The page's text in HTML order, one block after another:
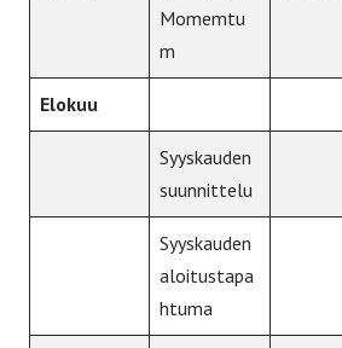
Momemtu
m
Elokuu
Syyskauden
suunnittelu
Syyskauden
aloitustapa
htuma